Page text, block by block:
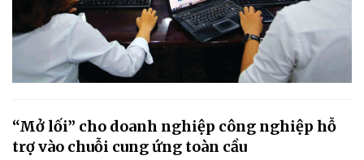
“Mở lối” cho doanh nghiệp công nghiệp hỗ
trợ vào chuỗi cung ứng toàn cầu